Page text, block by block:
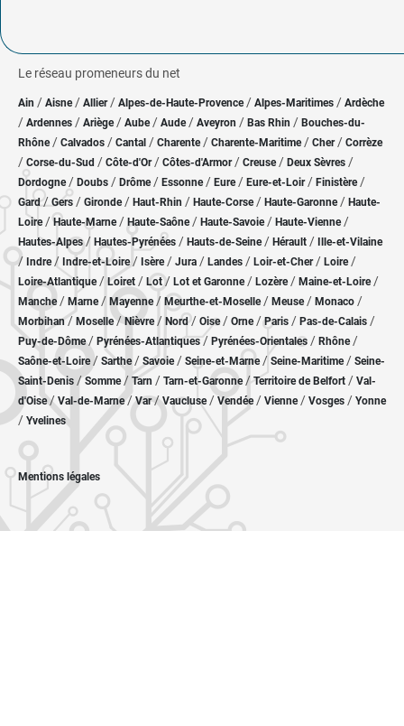
Le réseau promeneurs du net
Ain / Aisne/ Allier/ Alpes-de-Haute-Provence / Alpes-Maritimes / Ardèche
/ Ardennes / Ariège/ Aube/ Aude / Aveyron / Bas Rhin / Bouches-du-
Rhône/ Calvados / Cantal / Charente / Charente-Maritime/ Cher / Corrèze
/ Corse-du-Sud / Côte-d'Or / Côtes-d'Armor/ Creuse/ Deux Sèvres /
Dordogne/ Doubs / Drôme/ Essonne / Eure/ Eure-et-Loir / Finistère/
Gard/Gers / Gironde/ Haut-Rhin / Haute-Corse/ Haute-Garonne/ Haute-
Loire/Haute-Marne/ Haute-Saône/ Haute-Savoie/ Haute-Vienne/
Hautes-Alpes/ Hautes-Pyrénées / Hauts-de-Seine/ Hérault / Ille-et-Vilaine
/ Indre/ Indre-et-Loire/ Isère/ Jura / Landes / Loir-et-Cher/ Loire/
Loire-Atlantique/ Loiret / Lot/ Lot et Garonne/ Lozère / Maine-et-Loire/
Manche/ Marne/ Mayenne/ Meurthe-et-Moselle/ Meuse/ Monaco /
Morbihan/ Moselle/ Nièvre / Nord/ Oise / Orne/Paris / Pas-de-Calais /
Puy-de-Dôme/ Pyrénées-Atlantiques / Pyrénées-Orientales / Rhône/
Saône-et-Loire/ Sarthe/ Savoie/ Seine-et-Marne/ Seine-Maritime/ Seine-
Saint-Denis /Somme/ Tarn / Tarn-et-Garonne/Territoire de Belfort / Val-
d'Oise/ Val-de-Marne/Var/Vaucluse/ Vendée/ Vienne/ Vosges / Yonne
/ Yvelines
Mentions légales